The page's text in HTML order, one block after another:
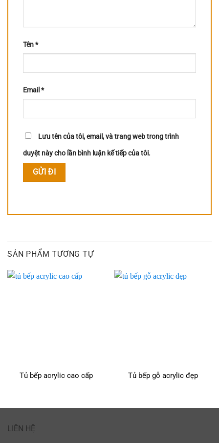
Tên*
Email *
Lưu tên của tôi, email, và trang web trong trình
duyệt này cho lần bình luận kế tiếp của tôi.
SẢN PHẨM TƯƠNG TỰ
Tủ bếp acrylic cao cấp Tủ bếp gỗ acrylic đẹp
LIÊN HỆ